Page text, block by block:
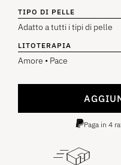
TIPO DI PELLE
Adatto a tutti i tipi di pelle
LITOTERAPIA
Amore • Pace
Paga in 4